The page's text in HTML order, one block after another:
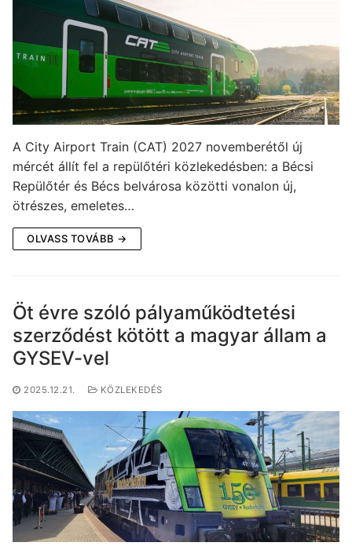
A City Airport Train (CAT) 2027 novemberétől új
mércét állít fel a repülőtéri közlekedésben: a Bécsi
Repülőtér és Bécs belvárosa közötti vonalon új,
ötrészes, emeletes…
OLVASS TOVÁBB →
Öt évre szóló pályaműködtetési
szerződést kötött a magyar állam a
GYSEV-vel
2025.12.21. KÖZLEKEDÉS